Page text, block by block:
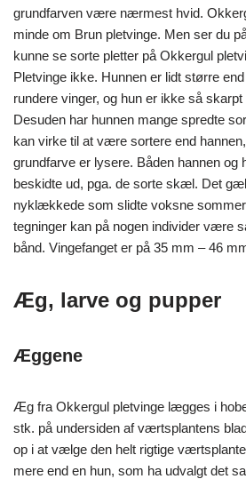
grundfarven være nærmest hvid.
minde om Brun pletvinge. Men ser du
kunne se sorte pletter på Okkergul
Pletvinge ikke. Hunnen er lidt større
rundere vinger, og hun er ikke så
Desuden har hunnen mange spredte
kan virke til at være sortere end
grundfarve er lysere. Båden hannen og
beskidte ud, pga. de sorte skæl. Det
nyklækkede som slidte voksne
tegninger kan på nogen individer være
bånd. Vingefanget er på 35 mm – 46
Æg, larve og pupper
Æggene
Æg fra Okkergul pletvinge lægges i
stk. på undersiden af værtsplantens
op i at vælge den helt rigtige
mere end en hun, som ha udvalgt det